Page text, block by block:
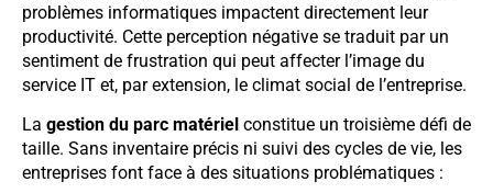
problèmes informatiques impactent directement leur
productivité. Cette perception négative se traduit par un
sentiment de frustration qui peut affecter l’image du
service IT et, par extension, le climat social de l’entreprise.
La gestion du parc matériel constitue un troisième défi de
taille. Sans inventaire précis ni suivi des cycles de vie, les
entreprises font face à des situations problématiques :